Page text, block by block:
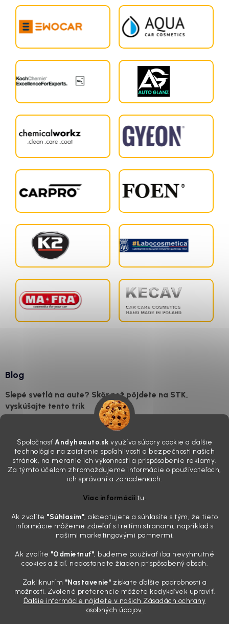
Spoločnosť Andyhoauto.sk využíva súbory cookie a ďalšie
technológie na zaistenie spoľahlivosti a bezpečnosti našich
stránok, na meranie ich výkonnosti a prispôsobenie reklamy.
Za týmto účelom zhromažďujeme informácie o používateľoch,
ich správaní a zariadeniach.
Viac informáciítu.
Ak zvolíte "Súhlasím", akceptujete a súhlasíte s tým, že tieto
informácie môžeme zdieľať s tretími stranami, napríklad s
našimi marketingovými partnermi.
Ak zvolíte "Odmietnuť", budeme používať iba nevyhnutné
cookies a žiaľ, nedostanete žiaden prispôsobený obsah.
Zakliknutím "Nastavenie" získate ďalšie podrobnosti a
možnosti. Zvolené preferencie môžete kedykoľvek upraviť.
Ďalšie informácie nájdete v našich Zásadách ochrany
osobných údajov.
Blog
Slepé svetlá na aute? Skôr než pôjdete na STK,
vyskúšajte tento trik
skutočnosti je? Často za to môžu práve „slepé“ svetlomety. Ten
mliečny, drsný povrch nie je len estetická vada. Keď slnko a soľ urobia
svoje, plexisklo začne svetlo rozptyľovať namiesto to...
Zabudnite na handru. Ak chcete mať auto naozaj čisté,
Poznáte ten moment. Vonku svieti slnko, vy sedíte v čerstvo
„upratanom“ aute, no pri pohľade na palubnú dosku vás ide poraziť. V
mriežkach ventilácie, okolo tlačidiel a v švíkoch sedačiek na vás stále
drzo pozerá prach. Handra ani vysávač tam jednodu...
Detailing nemusí stáť výplatu: 5 kúskov autokozmetiky,
31.7.2026
Sobotné ráno, káva v ruke a pred vami zaprášená kapota. Pre
niekoho nuda, pre nás najlepší relax. Lenže keď si v košíku spočítate